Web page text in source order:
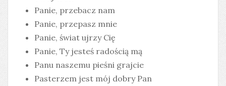
Panie, przebacz nam
Panie, przepasz mnie
Panie, świat ujrzy Cię
Panie, Ty jesteś radością mą
Panu naszemu pieśni grajcie
Pasterzem jest mój dobry Pan